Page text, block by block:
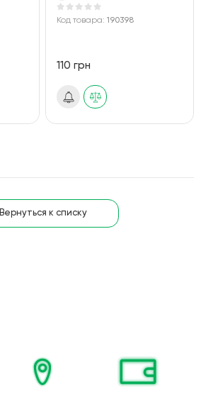
Код товара:190398
110 грн
Вернуться к списку